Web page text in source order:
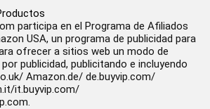
participa en el Programa de Afiliados
USA, un programa de publicidad para
ofrecer a sitios web un modo de
publicidad, publicitando e incluyendo
Amazon.de/ de.buyvip.com/
it.buyvip.com/